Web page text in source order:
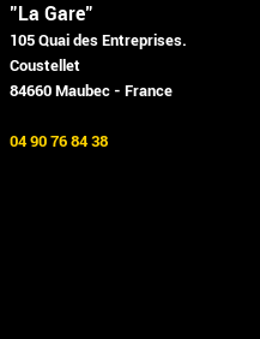
"La Gare"
105 Quai des Entreprises.
Coustellet
84660 Maubec - France
04 90 76 84 38